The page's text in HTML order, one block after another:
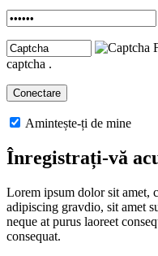
captcha .
Amintește-ți de mine
Înregistrați-vă
Lorem ipsum dolor sit amet,
adipiscing gravdio, sit amet
neque at purus laoreet
consequat.